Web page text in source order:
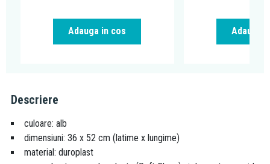
Adauga in cos Adauga
Descriere
culoare: alb
dimensiuni: 36 x 52 cm (latime x lungime)
material: duroplast